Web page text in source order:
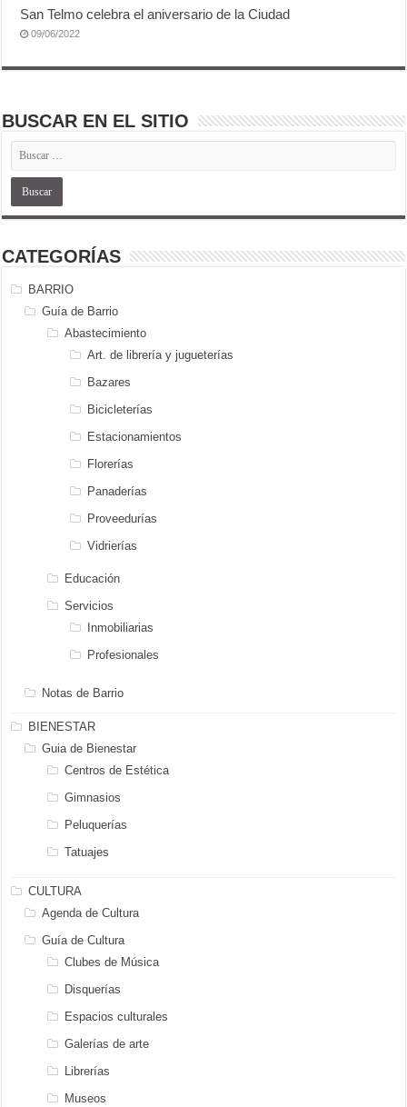
San Telmo celebra el aniversario de la Ciudad
09/06/2022
BUSCAR EN EL SITIO
CATEGORÍAS
BARRIO
Guía de Barrio
Abastecimiento
Art. de librería y jugueterías
Bazares
Bicicleterías
Estacionamientos
Florerías
Panaderías
Proveedurías
Vidrierías
Educación
Servicios
Inmobiliarias
Profesionales
Notas de Barrio
BIENESTAR
Guia de Bienestar
Centros de Estética
Gimnasios
Peluquerías
Tatuajes
CULTURA
Agenda de Cultura
Guía de Cultura
Clubes de Música
Disquerías
Espacios culturales
Galerías de arte
Librerías
Museos